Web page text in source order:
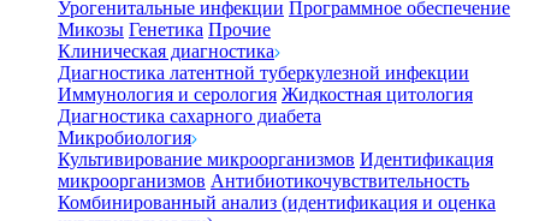
Урогенитальные инфекции Программное обеспечение
Микозы Генетика Прочие
Клиническая диагностика
Диагностика латентной туберкулезной инфекции
Иммунология и серология Жидкостная цитология
Диагностика сахарного диабета
Микробиология
Культивирование микроорганизмов Идентификация
микроорганизмов Антибиотикочувствительность
Комбинированный анализ (идентификация и оценка